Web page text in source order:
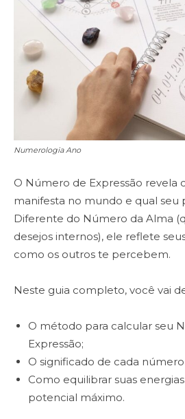
Numerologia Ano
O Número de Expressão revela
manifesta no mundo e qual seu
Diferente do Número da Alma
desejos internos), ele reflete
como os outros te percebem.
Neste guia completo, você vai
O método para calcular seu
Expressão;
O significado de cada número
Como equilibrar suas
potencial máximo.